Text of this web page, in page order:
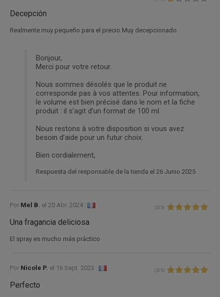
Decepción
Realmente muy pequeño para el precio Muy decepcionado
Bonjour,
Merci pour votre retour.
Nous sommes désolés que le produit ne
corresponde pas à vos attentes. Pour information,
le volume est bien précisé dans le nom et la fiche
produit : il s’agit d’un format de 100 ml.
Nous restons à votre disposition si vous avez
besoin d’aide pour un futur choix.
Bien cordialement,
Respuesta del responsable de la tienda el 26 Junio 2025
Por Mel B. el 20 Abr. 2024 : ( 5/ 5)
Una fragancia deliciosa
El spray es mucho más práctico
Por Nicole P. el 16 Sept. 2023 : ( 5/ 5)
Perfecto